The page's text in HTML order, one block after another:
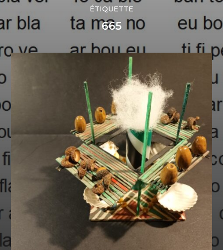
ÉTIQUETTE
665